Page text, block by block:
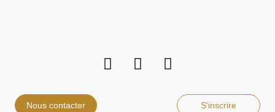
Nous contacter S'inscrire